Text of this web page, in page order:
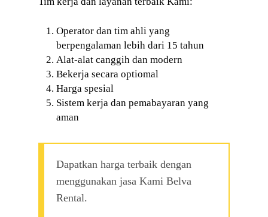
Operator dan tim ahli yang
berpengalaman lebih dari 15 tahun
Alat-alat canggih dan modern
Bekerja secara optiomal
Harga spesial
Sistem kerja dan pemabayaran yang
aman
Dapatkan harga terbaik dengan
menggunakan jasa Kami Belva
Rental.